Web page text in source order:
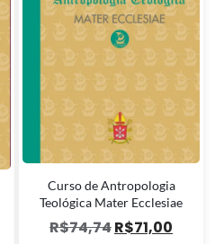
Curso de Antropologia
Teológica Mater Ecclesiae
R$74,74R$71,00